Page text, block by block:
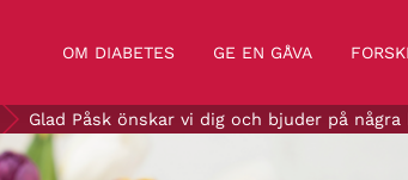
OM DIABETES GE EN GÅVA
Glad Påsk önskar vi dig och bjuder på